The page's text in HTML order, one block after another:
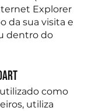
Explorer
da sua visita e
dentro do
como
utiliza